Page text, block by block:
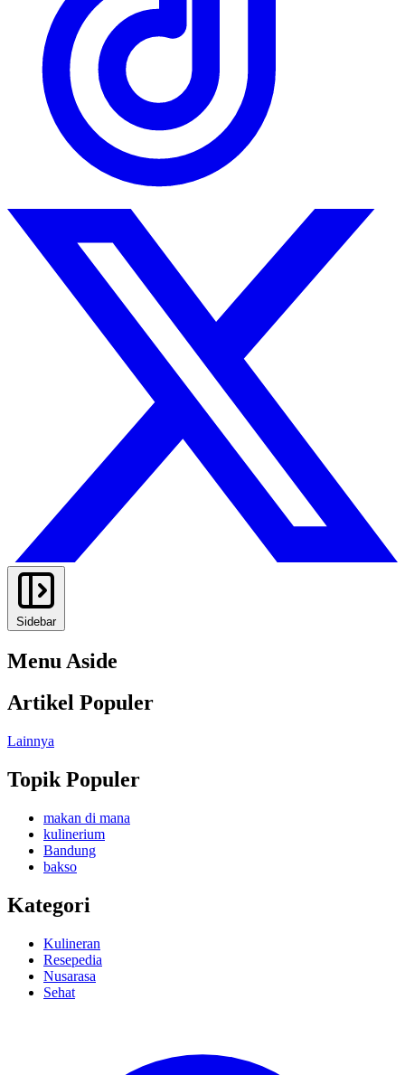
Sidebar
Menu Aside
Artikel Populer
Lainnya
Topik Populer
makan di mana
kulinerium
Bandung
bakso
Kategori
Kulineran
Resepedia
Nusarasa
Sehat